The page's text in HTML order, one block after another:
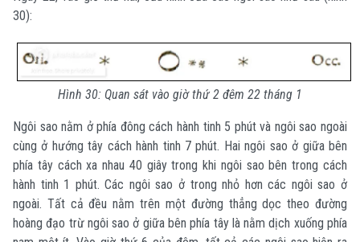
30):
Hình 30: Quan sát vào giờ thứ 2 đêm 22 tháng 1
Ngôi sao nằm ở phía đông cách hành tinh 5 phút và ngôi sao ngoài
cùng ở hướng tây cách hành tinh 7 phút. Hai ngôi sao ở giữa bên
phía tây cách xa nhau 40 giây trong khi ngôi sao bên trong cách
hành tinh 1 phút. Các ngôi sao ở trong nhỏ hơn các ngôi sao ở
ngoài. Tất cả đều nằm trên một đường thẳng dọc theo đường
hoàng đạo trừ ngôi sao ở giữa bên phía tây là nằm dịch xuống phía